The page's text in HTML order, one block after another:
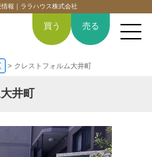
報｜ララハウス株式会社
買いたい
買う 売る
> クレストフォルム大井町
井町